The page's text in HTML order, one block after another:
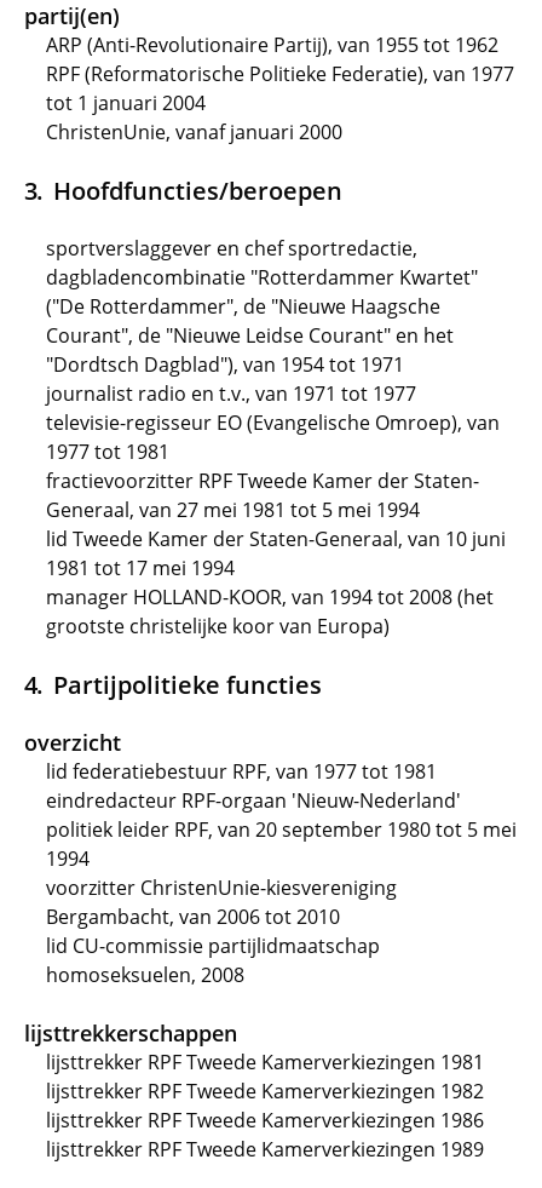
partij(en)
ARP (Anti-Revolutionaire Partij), van 1955 tot 1962
RPF (Reformatorische Politieke Federatie), van 1977
tot 1 januari 2004
ChristenUnie, vanaf januari 2000
Hoofdfuncties/beroepen
sportverslaggever en chef sportredactie,
dagbladencombinatie "Rotterdammer Kwartet"
("De Rotterdammer", de "Nieuwe Haagsche
Courant", de "Nieuwe Leidse Courant" en het
"Dordtsch Dagblad"), van 1954 tot 1971
journalist radio en t.v., van 1971 tot 1977
televisie-regisseur EO (Evangelische Omroep), van
1977 tot 1981
fractievoorzitter RPF Tweede Kamer der Staten-
Generaal, van 27 mei 1981 tot 5 mei 1994
lid Tweede Kamer der Staten-Generaal, van 10 juni
1981 tot 17 mei 1994
manager HOLLAND-KOOR, van 1994 tot 2008 (het
grootste christelijke koor van Europa)
Partijpolitieke functies
overzicht
lid federatiebestuur RPF, van 1977 tot 1981
eindredacteur RPF-orgaan 'Nieuw-Nederland'
politiek leider RPF, van 20 september 1980 tot 5 mei
1994
voorzitter ChristenUnie-kiesvereniging
Bergambacht, van 2006 tot 2010
lid CU-commissie partijlidmaatschap
homoseksuelen, 2008
lijsttrekkerschappen
lijsttrekker RPF Tweede Kamerverkiezingen 1981
lijsttrekker RPF Tweede Kamerverkiezingen 1982
lijsttrekker RPF Tweede Kamerverkiezingen 1986
lijsttrekker RPF Tweede Kamerverkiezingen 1989